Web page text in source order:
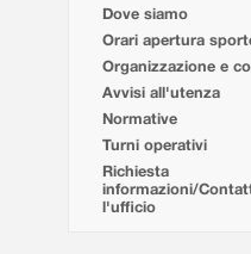
Dove siamo
Orari apertura
Organizzazione e
Avvisi all'utenza
Normative
Turni operativi
Richiesta
informazioni/
l'ufficio